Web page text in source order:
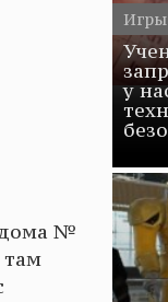
дома №
там
у